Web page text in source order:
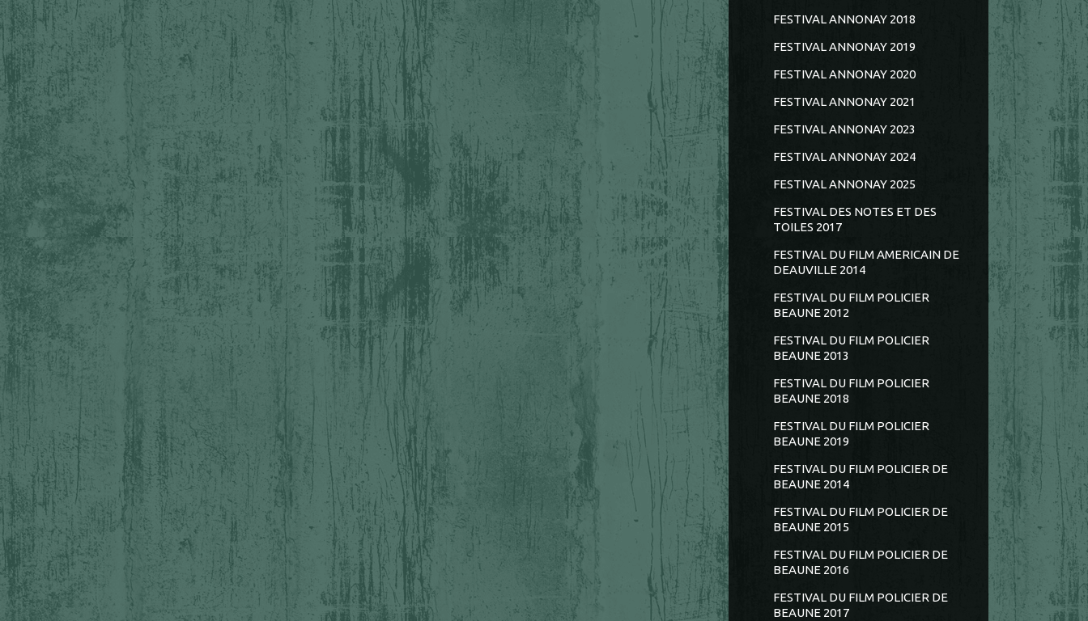
FESTIVAL ANNONAY 2018
FESTIVAL ANNONAY 2019
FESTIVAL ANNONAY 2020
FESTIVAL ANNONAY 2021
FESTIVAL ANNONAY 2023
FESTIVAL ANNONAY 2024
FESTIVAL ANNONAY 2025
FESTIVAL DES NOTES ET DES
TOILES 2017
FESTIVAL DU FILM AMERICAIN DE
DEAUVILLE 2014
FESTIVAL DU FILM POLICIER
BEAUNE 2012
FESTIVAL DU FILM POLICIER
BEAUNE 2013
FESTIVAL DU FILM POLICIER
BEAUNE 2018
FESTIVAL DU FILM POLICIER
BEAUNE 2019
FESTIVAL DU FILM POLICIER DE
BEAUNE 2014
FESTIVAL DU FILM POLICIER DE
BEAUNE 2015
FESTIVAL DU FILM POLICIER DE
BEAUNE 2016
FESTIVAL DU FILM POLICIER DE
BEAUNE 2017